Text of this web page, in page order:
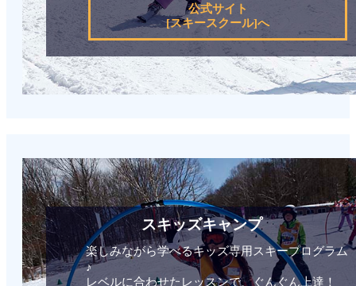
公式サイト
[スキースクール]へ
スキッズキャンプ
楽しみながら学べるキッズ専用スキープログラム
♪
レベルに合わせたレッスンで、ぐんぐん上達！